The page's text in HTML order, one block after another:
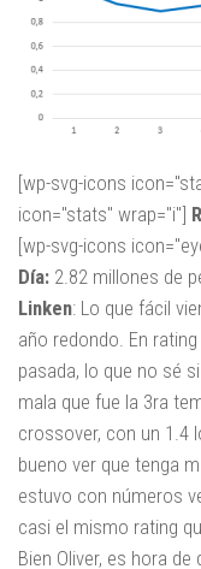
[wp-svg-icons
icon="stats" wrap="i"]
[wp-svg-icons
Día: 2.82 millones de
Linken: Lo que fácil
año redondo. En
pasada, lo que no sé
mala que fue la 3ra
crossover, con un 1.4
bueno ver que tenga
estuvo con números
casi el mismo rating
Bien Oliver, es hora